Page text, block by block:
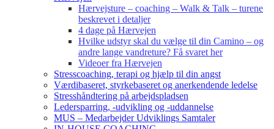
Hærvejsture – coaching – Walk & Talk – turene
beskrevet i detaljer
4 dage på Hærvejen
Hvilke udstyr skal du vælge til din Camino – og
andre lange vandreture? Få svaret her
Videoer fra Hærvejen
Stresscoaching, terapi og hjælp til din angst
Værdibaseret, styrkebaseret og anerkendende ledelse
Stresshåndtering på arbejdspladsen
Ledersparring, -udvikling og -uddannelse
MUS – Medarbejder Udviklings Samtaler